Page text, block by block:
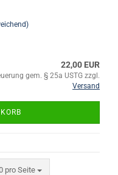
22,00 EUR
gem. § 25a USTG zzgl.
Versand
pro Seite
Seite